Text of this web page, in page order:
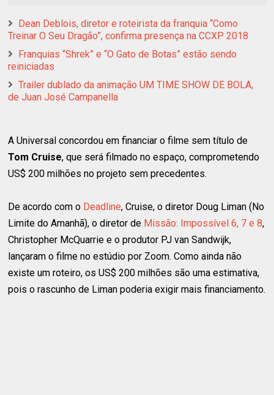
Dean Deblois, diretor e roteirista da franquia “Como
Treinar O Seu Dragão”, confirma presença na CCXP 2018
Franquias “Shrek” e “O Gato de Botas” estão sendo
reiniciadas
Trailer dublado da animação UM TIME SHOW DE BOLA,
de Juan José Campanella
A Universal concordou em financiar o filme sem título de
Tom Cruise, que será filmado no espaço, comprometendo
US$ 200 milhões no projeto sem precedentes.
De acordo com o Deadline, Cruise, o diretor Doug Liman (No
Limite do Amanhã), o diretor de Missão: Impossível 6, 7 e 8,
Christopher McQuarrie e o produtor PJ van Sandwijk,
lançaram o filme no estúdio por Zoom. Como ainda não
existe um roteiro, os US$ 200 milhões são uma estimativa,
pois o rascunho de Liman poderia exigir mais financiamento.